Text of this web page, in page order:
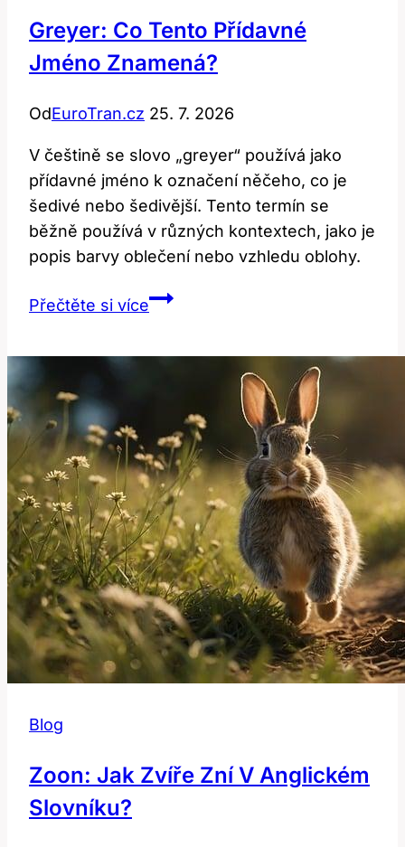
o
nemoci?
Greyer: Co Tento Přídavné
Jméno Znamená?
OdEuroTran.cz 25. 7. 2026
V češtině se slovo „greyer“ používá jako
přídavné jméno k označení něčeho, co je
šedivé nebo šedivější. Tento termín se
běžně používá v různých kontextech, jako je
popis barvy oblečení nebo vzhledu oblohy.
Přečtěte si víceGreyer:
Znamená?
Blog
Zoon: Jak Zvíře Zní V Anglickém
Slovníku?